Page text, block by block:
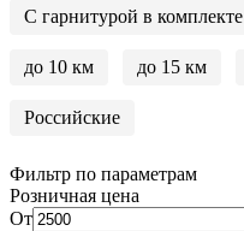
С гарнитурой в комплекте
до 10 км до 15 км
Российские
Фильтр по параметрам
Розничная цена
От